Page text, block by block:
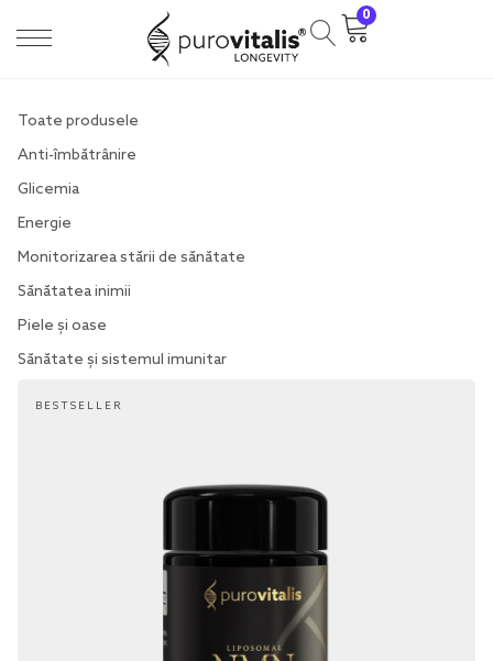
0
Toate produsele
Anti-îmbătrânire
Glicemia
Energie
Monitorizarea stării de sănătate
Sănătatea inimii
Piele și oase
Sănătate și sistemul imunitar
BESTSELLER